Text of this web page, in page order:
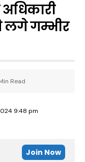
लगे गम्भीर
9:48 pm
Read
Join Now